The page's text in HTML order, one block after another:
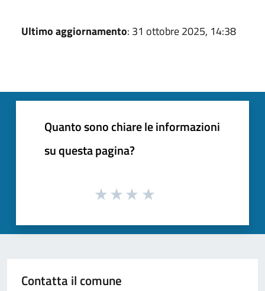
Ultimo aggiornamento: 31 ottobre 2025, 14:38
Quanto sono chiare le informazioni
su questa pagina?
Contatta il comune